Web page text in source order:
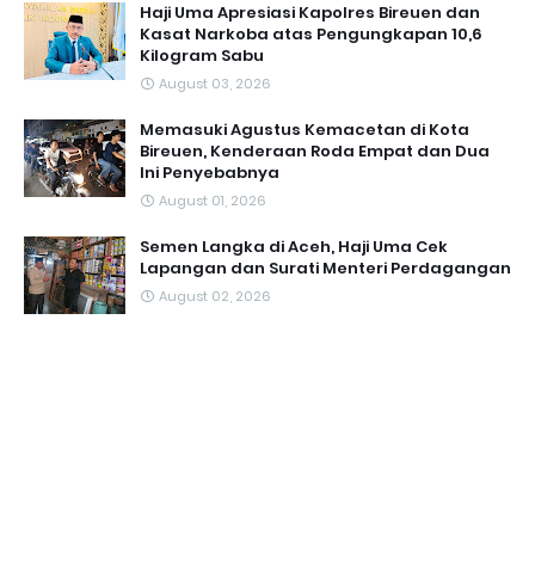
Haji Uma Apresiasi Kapolres Bireuen dan
Kasat Narkoba atas Pengungkapan 10,6
Kilogram Sabu
August 03, 2026
Memasuki Agustus Kemacetan di Kota
Bireuen, Kenderaan Roda Empat dan Dua
Ini Penyebabnya
August 01, 2026
Semen Langka di Aceh, Haji Uma Cek
Lapangan dan Surati Menteri Perdagangan
August 02, 2026